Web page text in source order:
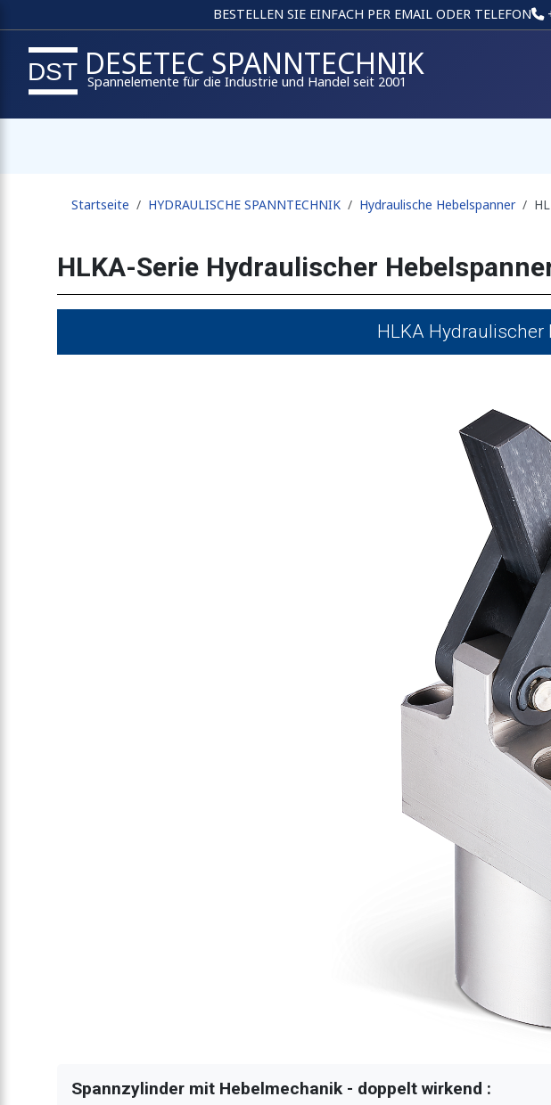
BESTELLEN SIE EINFACH PER EMAIL ODER TELEFON
DESETEC SPANNTECHNIK
Spannelemente für die Industrie und Handel seit 2001
Startseite HYDRAULISCHE SPANNTECHNIK Hydraulische Hebelspanner
HLKA-Serie Hydraulischer
HLKA
Spannzylinder mit Hebelmechanik - doppelt wirkend :